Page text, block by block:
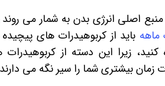
اصلی انرژی بدن به شمار می روند
ماهه باید از کربوهیدرات های
کنید، زیرا این دسته از
بیشتری شما را سیر نگه می